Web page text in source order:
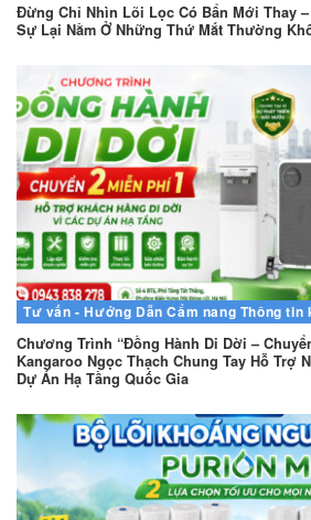
Đừng Chỉ Nhìn Lõi Lọc Có Bẩn Mới Thay
Sự Lại Nằm Ở Những Thứ Mắt Thường
Tư vấn - Hướng Dẫn Cẩm nang Thông tin
Chương Trình “Đồng Hành Di Dời –
Kangaroo Ngọc Thạch Chung Tay Hỗ Trợ
Dự Án Hạ Tầng Quốc Gia